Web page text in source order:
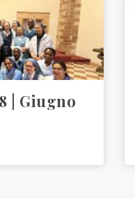
| Giugno